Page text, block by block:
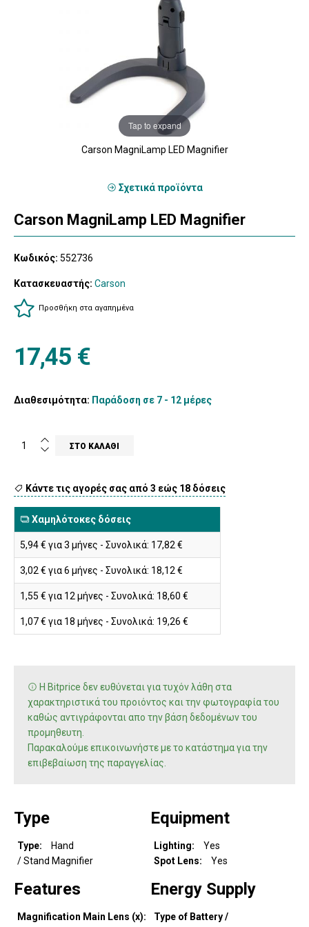
Tap to expand
Carson MagniLamp LED Magnifier
Σχετικά προϊόντα
Carson MagniLamp LED Magnifier
Κωδικός: 552736
Κατασκευαστής: Carson
Προσθήκη στα αγαπημένα
17,45 €
Διαθεσιμότητα: Παράδοση σε 7 - 12 μέρες
Κάντε τις αγορές σας από 3 εώς 18 δόσεις
Χαμηλότοκες δόσεις
5,94 € για 3 μήνες - Συνολικά: 17,82 €
3,02 € για 6 μήνες - Συνολικά: 18,12 €
1,55 € για 12 μήνες - Συνολικά: 18,60 €
1,07 € για 18 μήνες - Συνολικά: 19,26 €
Η Bitprice δεν ευθύνεται για τυχόν λάθη στα
χαρακτηριστικά του προιόντος και την φωτογραφία του
καθώς αντιγράφονται απο την βάση δεδομένων του
προμηθευτη.
Παρακαλούμε επικοινωνήστε με το κατάστημα για την
επιβεβαίωση της παραγγελίας.
Type
Type
Hand
/ Stand Magnifier
Equipment
Lighting
Yes
Spot Lens
Yes
Features
Magnification Main Lens (x)
Energy Supply
Type of Battery /